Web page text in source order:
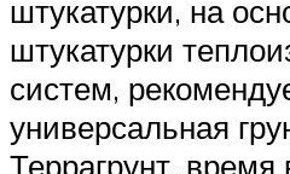
штукатурки, на
штукатурки
систем,
универсальная
Террагрунт,